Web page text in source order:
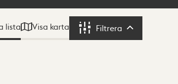
lista Visa karta Filtrera Filtrera